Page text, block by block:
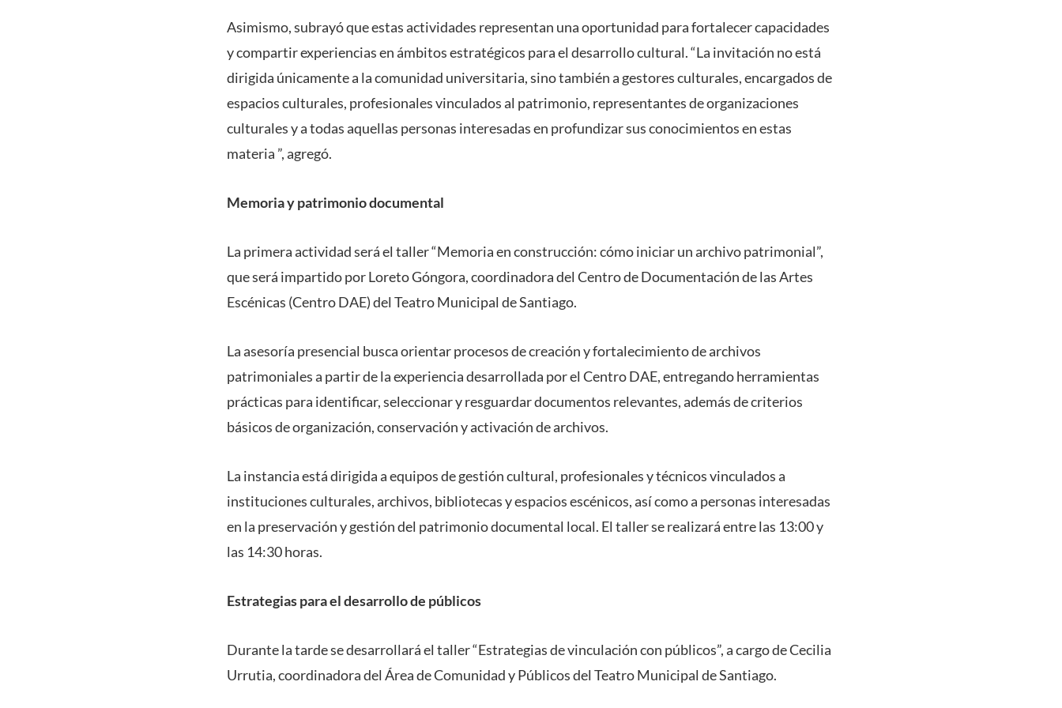
Asimismo, subrayó que estas actividades representan una oportunidad para fortalecer capacidades
y compartir experiencias en ámbitos estratégicos para el desarrollo cultural. “La invitación no está
dirigida únicamente a la comunidad universitaria, sino también a gestores culturales, encargados de
espacios culturales, profesionales vinculados al patrimonio, representantes de organizaciones
culturales y a todas aquellas personas interesadas en profundizar sus conocimientos en estas
materia ”, agregó.
Memoria y patrimonio documental
La primera actividad será el taller “Memoria en construcción: cómo iniciar un archivo patrimonial”,
que será impartido por Loreto Góngora, coordinadora del Centro de Documentación de las Artes
Escénicas (Centro DAE) del Teatro Municipal de Santiago.
La asesoría presencial busca orientar procesos de creación y fortalecimiento de archivos
patrimoniales a partir de la experiencia desarrollada por el Centro DAE, entregando herramientas
prácticas para identificar, seleccionar y resguardar documentos relevantes, además de criterios
básicos de organización, conservación y activación de archivos.
La instancia está dirigida a equipos de gestión cultural, profesionales y técnicos vinculados a
instituciones culturales, archivos, bibliotecas y espacios escénicos, así como a personas interesadas
en la preservación y gestión del patrimonio documental local. El taller se realizará entre las 13:00 y
las 14:30 horas.
Estrategias para el desarrollo de públicos
Durante la tarde se desarrollará el taller “Estrategias de vinculación con públicos”, a cargo de Cecilia
Urrutia, coordinadora del Área de Comunidad y Públicos del Teatro Municipal de Santiago.